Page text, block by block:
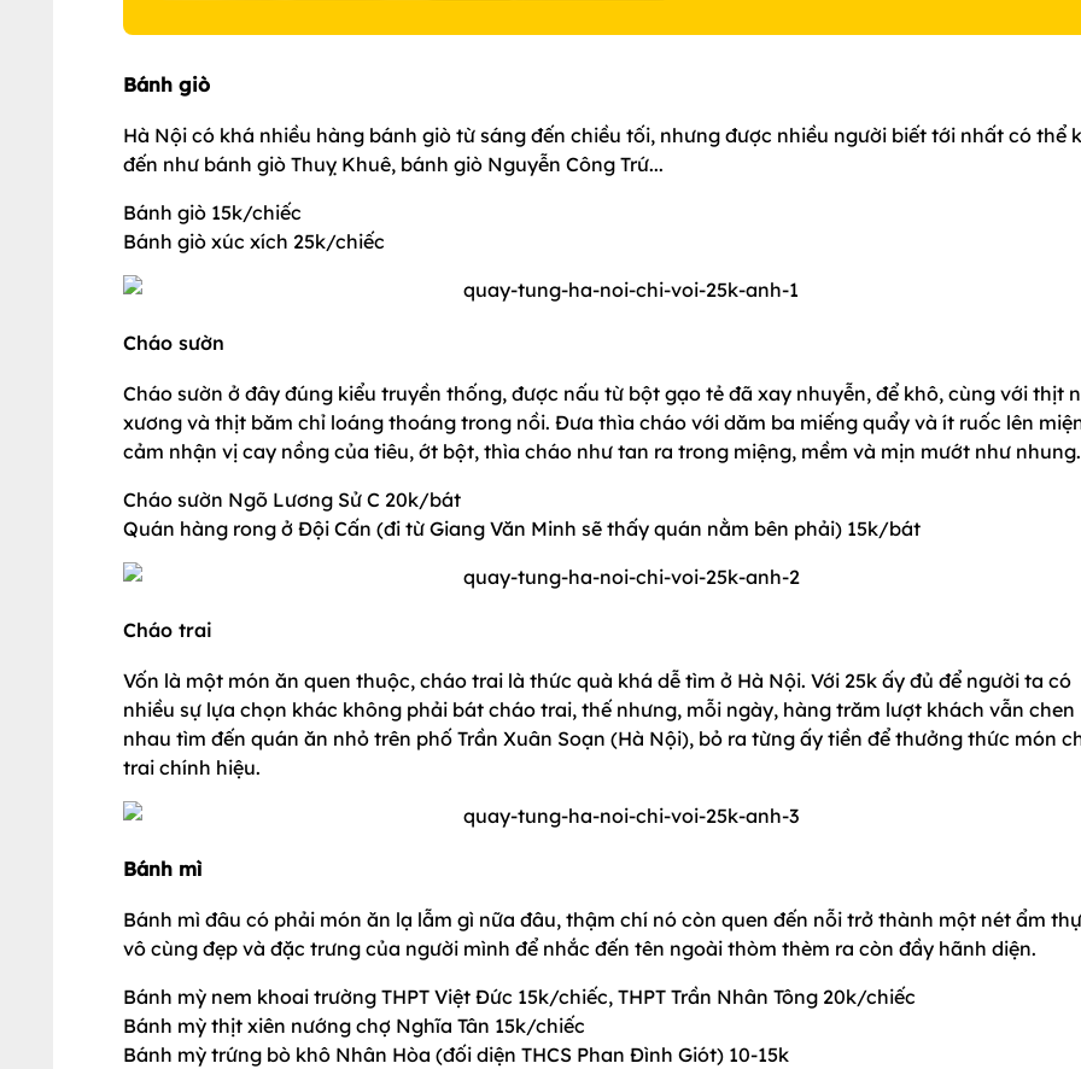
Bánh giò
Hà Nội có khá nhiều hàng bánh giò từ sáng đến chiều tối, nhưng được nhiều người biết tới nhất có thể
đến như bánh giò Thuỵ Khuê, bánh giò Nguyễn Công Trứ...
Bánh giò 15k/chiếc
Bánh giò xúc xích 25k/chiếc
Cháo sườn
Cháo sườn ở đây đúng kiểu truyền thống, được nấu từ bột gạo tẻ đã xay nhuyễn, để khô, cùng với thịt
xương và thịt băm chỉ loáng thoáng trong nồi. Đưa thìa cháo với dăm ba miếng quẩy và ít ruốc lên
cảm nhận vị cay nồng của tiêu, ớt bột, thìa cháo như tan ra trong miệng, mềm và mịn mướt như nhung.
Cháo sườn Ngõ Lương Sử C 20k/bát
Quán hàng rong ở Đội Cấn (đi từ Giang Văn Minh sẽ thấy quán nằm bên phải) 15k/bát
Cháo trai
Vốn là một món ăn quen thuộc, cháo trai là thức quà khá dễ tìm ở Hà Nội. Với 25k ấy đủ để người ta có
nhiều sự lựa chọn khác không phải bát cháo trai, thế nhưng, mỗi ngày, hàng trăm lượt khách vẫn chen
nhau tìm đến quán ăn nhỏ trên phố Trần Xuân Soạn (Hà Nội), bỏ ra từng ấy tiền để thưởng thức món
trai chính hiệu.
Bánh mì
Bánh mì đâu có phải món ăn lạ lẫm gì nữa đâu, thậm chí nó còn quen đến nỗi trở thành một nét ẩm
vô cùng đẹp và đặc trưng của người mình để nhắc đến tên ngoài thòm thèm ra còn đầy hãnh diện.
Bánh mỳ nem khoai trường THPT Việt Đức 15k/chiếc, THPT Trần Nhân Tông 20k/chiếc
Bánh mỳ thịt xiên nướng chợ Nghĩa Tân 15k/chiếc
Bánh mỳ trứng bò khô Nhân Hòa (đối diện THCS Phan Đình Giót) 10-15k